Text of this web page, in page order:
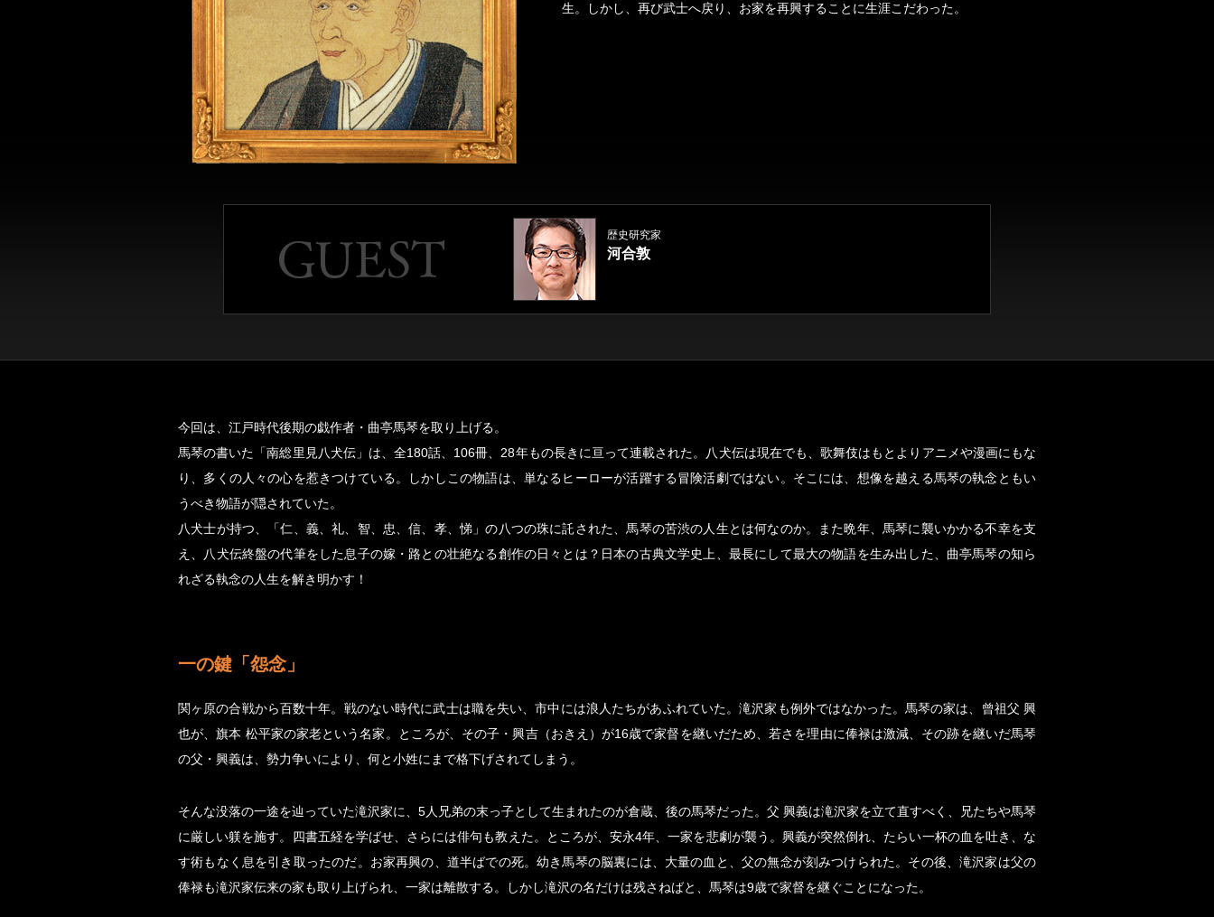
生。しかし、再び武士へ戻り、お家を再興することに生涯こだわった。
歴史研究家
河合敦
今回は、江戸時代後期の戯作者・曲亭馬琴を取り上げる。
馬琴の書いた「南総里見八犬伝」は、全180話、106冊、28年もの長きに亘って連載された。八犬伝は現在でも、歌舞伎はもとよりアニメや漫画にもな
り、多くの人々の心を惹きつけている。しかしこの物語は、単なるヒーローが活躍する冒険活劇ではない。そこには、想像を越える馬琴の執念ともい
うべき物語が隠されていた。
八犬士が持つ、「仁、義、礼、智、忠、信、孝、悌」の八つの珠に託された、馬琴の苦渋の人生とは何なのか。また晩年、馬琴に襲いかかる不幸を支
え、八犬伝終盤の代筆をした息子の嫁・路との壮絶なる創作の日々とは？日本の古典文学史上、最長にして最大の物語を生み出した、曲亭馬琴の知ら
れざる執念の人生を解き明かす！
一の鍵「怨念」
関ヶ原の合戦から百数十年。戦のない時代に武士は職を失い、市中には浪人たちがあふれていた。滝沢家も例外ではなかった。馬琴の家は、曾祖父 興
也が、旗本 松平家の家老という名家。ところが、その子・興吉（おきえ）が16歳で家督を継いだため、若さを理由に俸禄は激減、その跡を継いだ馬琴
の父・興義は、勢力争いにより、何と小姓にまで格下げされてしまう。
そんな没落の一途を辿っていた滝沢家に、5人兄弟の末っ子として生まれたのが倉蔵、後の馬琴だった。父 興義は滝沢家を立て直すべく、兄たちや馬琴
に厳しい躾を施す。四書五経を学ばせ、さらには俳句も教えた。ところが、安永4年、一家を悲劇が襲う。興義が突然倒れ、たらい一杯の血を吐き、な
す術もなく息を引き取ったのだ。お家再興の、道半ばでの死。幼き馬琴の脳裏には、大量の血と、父の無念が刻みつけられた。その後、滝沢家は父の
俸禄も滝沢家伝来の家も取り上げられ、一家は離散する。しかし滝沢の名だけは残さねばと、馬琴は9歳で家督を継ぐことになった。